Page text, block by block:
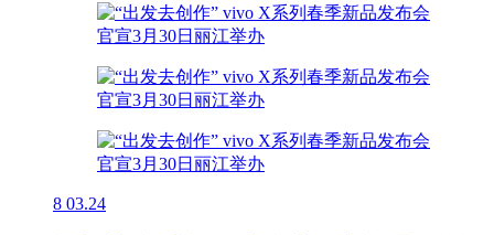
8 03.24